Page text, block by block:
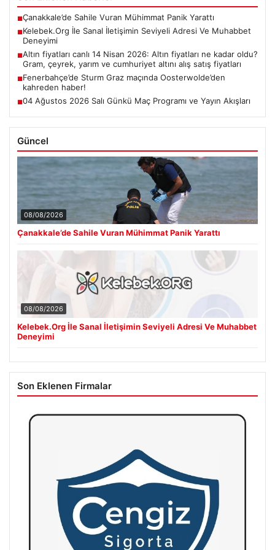
■Çanakkale’de Sahile Vuran Mühimmat Panik Yarattı
■Kelebek.Org İle Sanal İletişimin Seviyeli Adresi Ve Muhabbet
Deneyimi
■Altın fiyatları canlı 14 Nisan 2026: Altın fiyatları ne kadar oldu?
Gram, çeyrek, yarım ve cumhuriyet altını alış satış fiyatları
■Fenerbahçe’de Sturm Graz maçında Oosterwolde’den
kahreden haber!
■04 Ağustos 2026 Salı Günkü Maç Programı ve Yayın Akışları
Güncel
08/08/2026
Çanakkale’de Sahile Vuran Mühimmat Panik Yarattı
08/08/2026
Kelebek.Org İle Sanal İletişimin Seviyeli Adresi Ve Muhabbet
Deneyimi
Son Eklenen Firmalar